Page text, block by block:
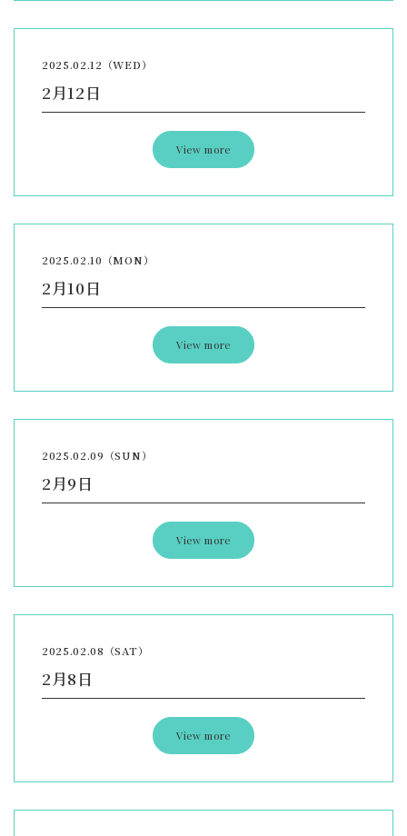
2025.02.12（WED）
2月12日
View more
2025.02.10（MON）
2月10日
View more
2025.02.09（SUN）
2月9日
View more
2025.02.08（SAT）
2月8日
View more